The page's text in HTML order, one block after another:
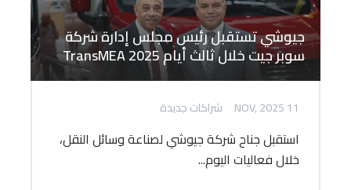
جيوشي تستقبل رئيس مجلس إدارة شركة
سوبر جيت خلال ثالث أيام TransMEA 2025
11 NOV, 2025 شراكات جديدة
استقبل جناح شركة جيوشي لصناعة وسائل النقل،
خلال فعاليات اليوم...